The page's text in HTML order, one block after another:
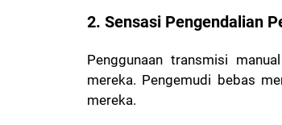
2. Sensasi Pengendalian
Penggunaan transmisi
mereka. Pengemudi bebas
mereka.